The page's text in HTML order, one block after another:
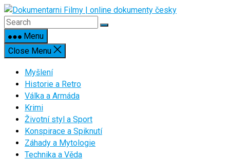
Skip
to
contentMenu
Close Menu
Myšlení
Historie a Retro
Válka a Armáda
Krimi
Životní styl a Sport
Konspirace a Spiknutí
Záhady a Mytologie
Technika a Věda